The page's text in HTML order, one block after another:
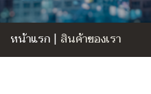
หน้าแรก | สินค้าของเรา